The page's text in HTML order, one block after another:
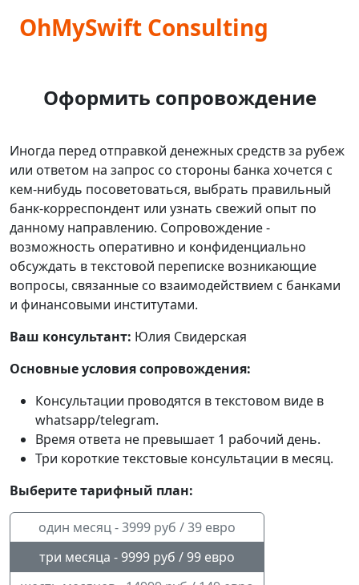
OhMySwift Consulting
Оформить сопровождение
Иногда перед отправкой денежных средств за рубеж
или ответом на запрос со стороны банка хочется с
кем-нибудь посоветоваться, выбрать правильный
банк-корреспондент или узнать свежий опыт по
данному направлению. Сопровождение -
возможность оперативно и конфиденциально
обсуждать в текстовой переписке возникающие
вопросы, связанные со взаимодействием с банками
и финансовыми институтами.
Ваш консультант: Юлия Свидерская
Основные условия сопровождения:
Консультации проводятся в текстовом виде в
whatsapp/telegram.
Время ответа не превышает 1 рабочий день.
Три короткие текстовые консультации в месяц.
Выберите тарифный план:
один месяц -3999 руб /39 евро
три месяца -9999 руб /99 евро